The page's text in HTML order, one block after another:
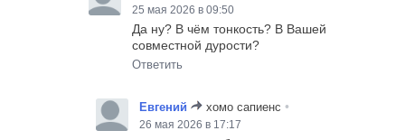
25 мая 2026 в 09:50
Да ну? В чём тонкость? В Вашей
совместной дурости?
Ответить
Евгений хомо сапиенс •
26 мая 2026 в 17:17